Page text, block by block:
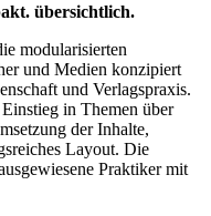
übersichtlich.
modularisierten
und Medien konzipiert
und Verlagspraxis.
in Themen über
der Inhalte,
Layout. Die
Praktiker mit